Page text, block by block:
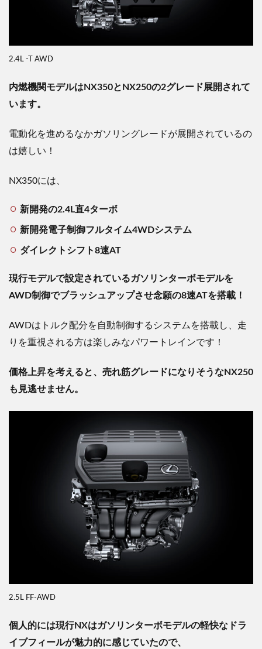
2.4L -T AWD
内燃機関モデルはNX350とNX250の2グレード展開されて
います。
電動化を進めるなかガソリングレードが展開されているの
は嬉しい！
NX350には、
新開発の2.4L直4ターボ
新開発電子制御フルタイム4WDシステム
ダイレクトシフト8速AT
現行モデルで設定されているガソリンターボモデルを
AWD制御でブラッシュアップさせ念願の8速ATを搭載！
AWDは トルク配分を自動制御するシステムを搭載し、走
りを重視される方は楽しみなパワートレインです！
価格上昇を考えると、 売れ筋グレードになりそうなNX250
も見逃せません。
2.5L FF-AWD
個人的には現行NXはガソリンターボモデルの軽快なドラ
イブフィールが魅力的に感じていたので、